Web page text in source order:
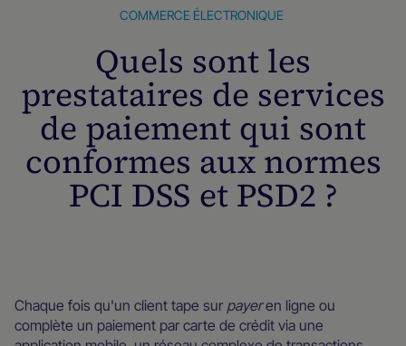
COMMERCE ÉLECTRONIQUE
Quels sont les
prestataires de services
de paiement qui sont
conformes aux normes
PCI DSS et PSD2 ?
Chaque fois qu'un client tape sur payeren ligne ou
complète un paiement par carte de crédit via une